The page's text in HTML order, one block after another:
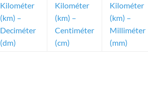
Kilométer
(km) –
Deciméter
(dm)
Kilométer
(km) –
Centiméter
(cm)
Kilométer
(km) –
Milliméter
(mm)